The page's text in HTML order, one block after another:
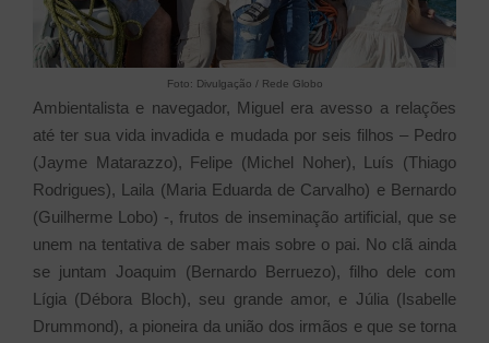
Foto: Divulgação / Rede Globo
Ambientalista e navegador, Miguel era avesso a relações
até ter sua vida invadida e mudada por seis filhos – Pedro
(Jayme Matarazzo), Felipe (Michel Noher), Luís (Thiago
Rodrigues), Laila (Maria Eduarda de Carvalho) e Bernardo
(Guilherme Lobo) -, frutos de inseminação artificial, que se
unem na tentativa de saber mais sobre o pai. No clã ainda
se juntam Joaquim (Bernardo Berruezo), filho dele com
Lígia (Débora Bloch), seu grande amor, e Júlia (Isabelle
Drummond), a pioneira da união dos irmãos e que se torna